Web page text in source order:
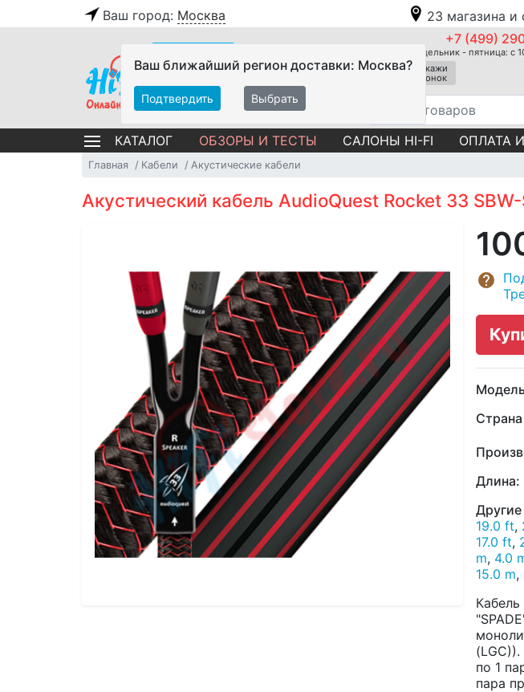
Ваш город: Москва 23 магазина и
Ваш ближайший регион доставки: Москва?
Подтвердить Выбрать
+7 (499)
Понедельник - пятница: с
Закажи
звонок
КАТАЛОГ ОБЗОРЫ И ТЕСТЫ САЛОНЫ HI-FI ОПЛАТА
Главная Кабели Акустические кабели
Акустический кабель AudioQuest Rocket 33 SBW-
Длина:
19.0 ft,
17.0 ft,
m, 4.0
15.0 m,
по 1
пара